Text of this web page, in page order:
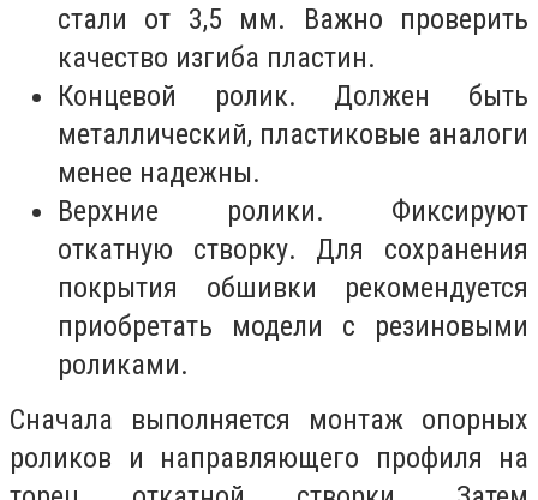
стали от 3,5 мм. Важно проверить
качество изгиба пластин.
Концевой ролик. Должен быть
металлический, пластиковые аналоги
менее надежны.
Верхние ролики. Фиксируют
откатную створку. Для сохранения
покрытия обшивки рекомендуется
приобретать модели с резиновыми
роликами.
Сначала выполняется монтаж опорных
роликов и направляющего профиля на